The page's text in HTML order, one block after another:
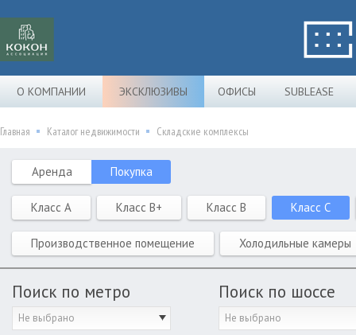
О КОМПАНИИ ЭКСКЛЮЗИВЫ ОФИСЫ SUBLEASE
Главная Каталог недвижимости Складские комплексы
Аренда Покупка
Класс A Класс B+ Класс B Класс C
Производственное помещение Холодильные камеры
Поиск по метро
Не выбрано
Поиск по шоссе
Не выбрано